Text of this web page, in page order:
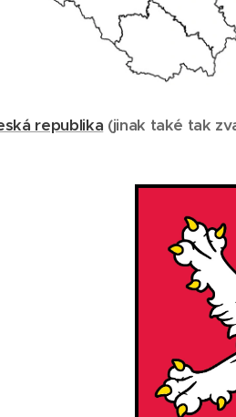
republika (jinak také tak